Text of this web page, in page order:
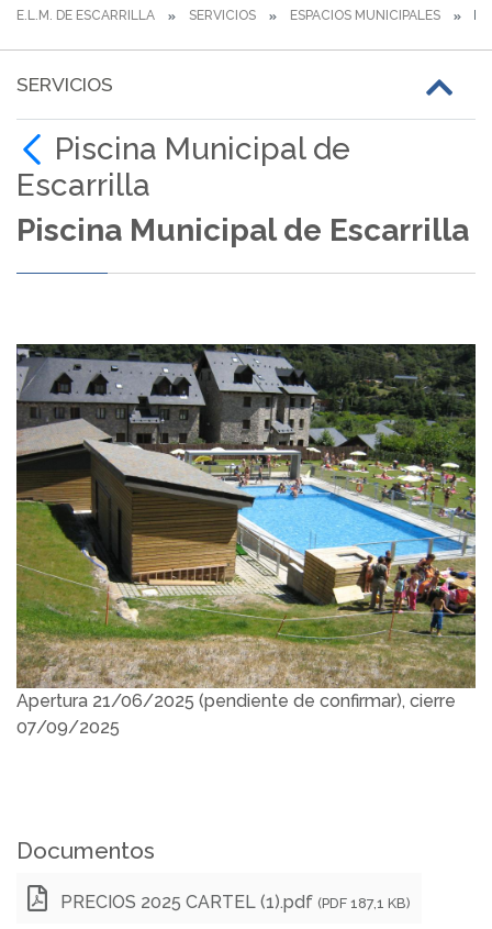
E.L.M. DE ESCARRILLA SERVICIOS ESPACIOS MUNICIPALES
SERVICIOS
Piscina Municipal de
Escarrilla
Piscina Municipal de Escarrilla
Apertura 21/06/2025 (pendiente de confirmar), cierre
07/09/2025
Documentos
PRECIOS 2025 CARTEL (1).pdf (PDF 187,1 KB)